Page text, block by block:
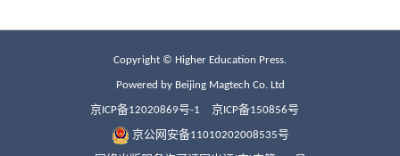
Copyright © Higher Education Press.
Powered by Beijing Magtech Co. Ltd
京ICP备12020869号-1 京ICP备150856号
京公网安备11010202008535号